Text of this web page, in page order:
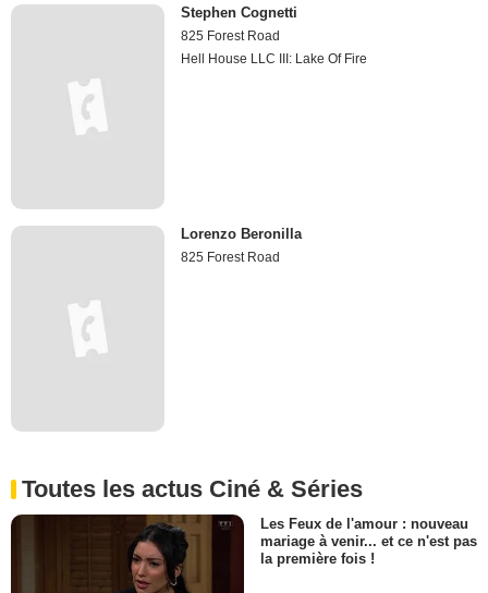
Stephen Cognetti
825 Forest Road
Hell House LLC III: Lake Of Fire
Lorenzo Beronilla
825 Forest Road
Toutes les actus Ciné & Séries
Les Feux de l'amour : nouveau
mariage à venir... et ce n'est pas
la première fois !